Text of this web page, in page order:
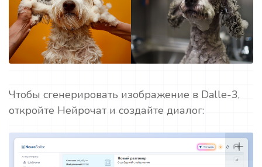
Чтобы сгенерировать изображение в Dalle-3,
откройте Нейрочат и создайте диалог: